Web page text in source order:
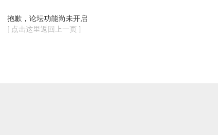
抱歉，论坛功能尚未开启
[ 点击这里返回上一页 ]